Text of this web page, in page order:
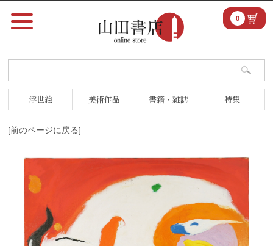
浮世絵 美術作品 書籍・雑誌 特集
0
[前のページに戻る]